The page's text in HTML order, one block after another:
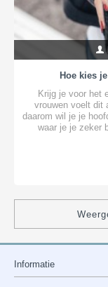
Hoe kies
Krijg je voor het
vrouwen voelt dit
daarom wil je je
waar je je zeker
Informatie